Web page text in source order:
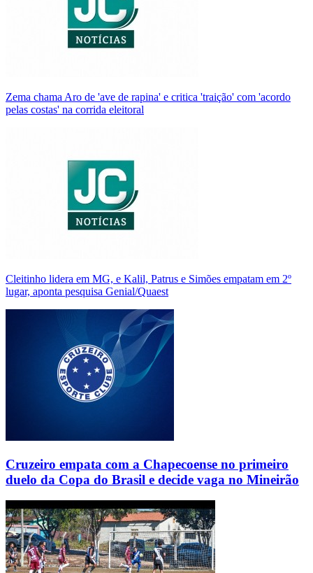
Zema chama Aro de 'ave de rapina' e critica 'traição' com 'acordo
pelas costas' na corrida eleitoral
Cleitinho lidera em MG, e Kalil, Patrus e Simões empatam em 2º
lugar, aponta pesquisa Genial/Quaest
Cruzeiro empata com a Chapecoense no primeiro
duelo da Copa do Brasil e decide vaga no Mineirão